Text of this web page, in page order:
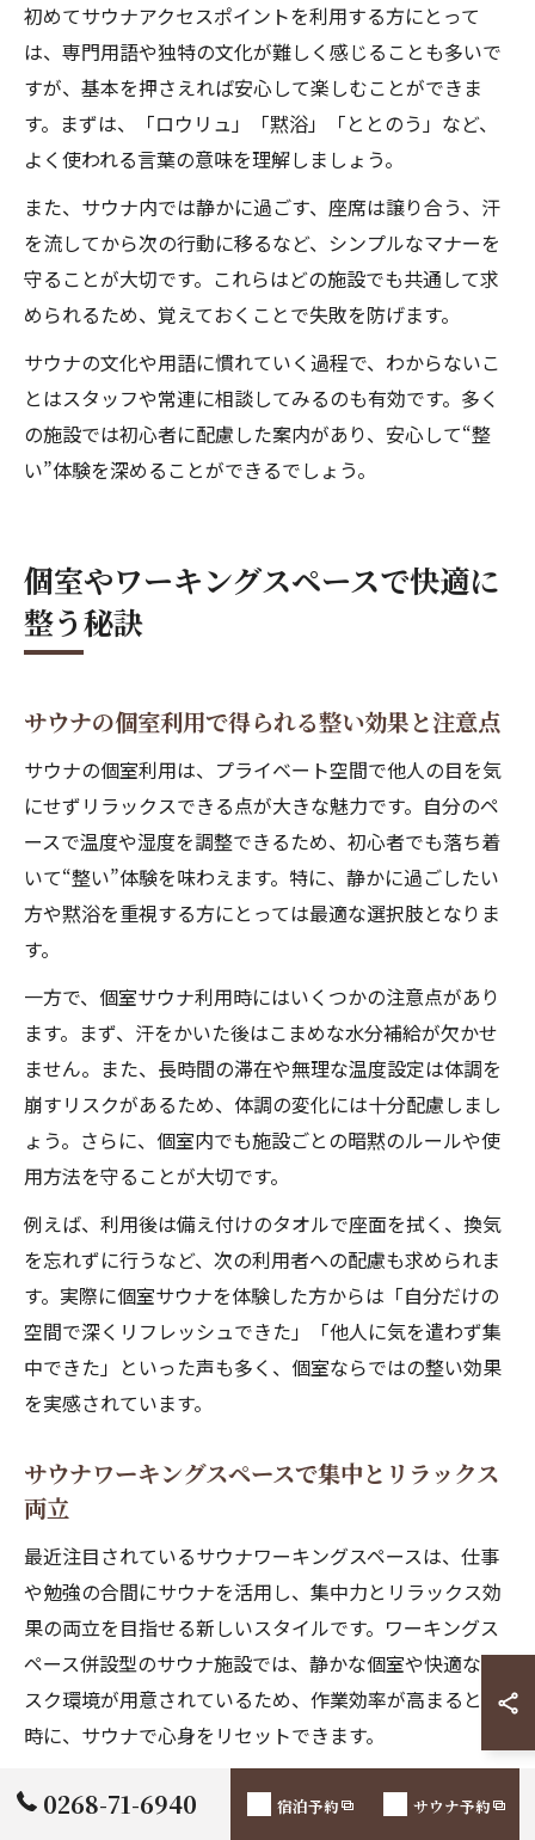
初めてサウナアクセスポイントを利用する方にとって
は、専門用語や独特の文化が難しく感じることも多いで
すが、基本を押さえれば安心して楽しむことができま
す。まずは、「ロウリュ」「黙浴」「ととのう」など、
よく使われる言葉の意味を理解しましょう。
また、サウナ内では静かに過ごす、座席は譲り合う、汗
を流してから次の行動に移るなど、シンプルなマナーを
守ることが大切です。これらはどの施設でも共通して求
められるため、覚えておくことで失敗を防げます。
サウナの文化や用語に慣れていく過程で、わからないこ
とはスタッフや常連に相談してみるのも有効です。多く
の施設では初心者に配慮した案内があり、安心して“整
い”体験を深めることができるでしょう。
個室やワーキングスペースで快適に
整う秘訣
サウナの個室利用で得られる整い効果と注意点
サウナの個室利用は、プライベート空間で他人の目を気
にせずリラックスできる点が大きな魅力です。自分のペ
ースで温度や湿度を調整できるため、初心者でも落ち着
いて“整い”体験を味わえます。特に、静かに過ごしたい
方や黙浴を重視する方にとっては最適な選択肢となりま
す。
一方で、個室サウナ利用時にはいくつかの注意点があり
ます。まず、汗をかいた後はこまめな水分補給が欠かせ
ません。また、長時間の滞在や無理な温度設定は体調を
崩すリスクがあるため、体調の変化には十分配慮しまし
ょう。さらに、個室内でも施設ごとの暗黙のルールや使
用方法を守ることが大切です。
例えば、利用後は備え付けのタオルで座面を拭く、換気
を忘れずに行うなど、次の利用者への配慮も求められま
す。実際に個室サウナを体験した方からは「自分だけの
空間で深くリフレッシュできた」「他人に気を遣わず集
中できた」といった声も多く、個室ならではの整い効果
を実感されています。
サウナワーキングスペースで集中とリラックス
両立
最近注目されているサウナワーキングスペースは、仕事
や勉強の合間にサウナを活用し、集中力とリラックス効
果の両立を目指せる新しいスタイルです。ワーキングス
ペース併設型のサウナ施設では、静かな個室や快適なデ
スク環境が用意されているため、作業効率が高まると同
時に、サウナで心身をリセットできます。
補給を心掛けること、長時間の作業後はサウナで血行促
0268-71-6940 宿泊予約 サウナ予約